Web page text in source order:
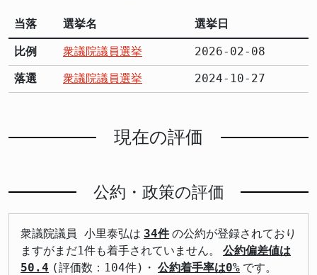
当落 選挙名 選挙日
比例 衆議院議員選挙
2026-02-08
落選
衆議院議員選挙 2024-10-27
現在の評価
公約・政策の評価
衆議院議員 小里泰弘は 34件 の公約が登録されており
ますがまだ1件も着手されていません。
公約偏差値は
50.4 (評価数：104件)・ 公約着手率は0% です。